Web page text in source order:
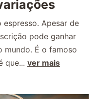
Apesar de
pode ganhar
mundo. É o famoso
que... ver mais